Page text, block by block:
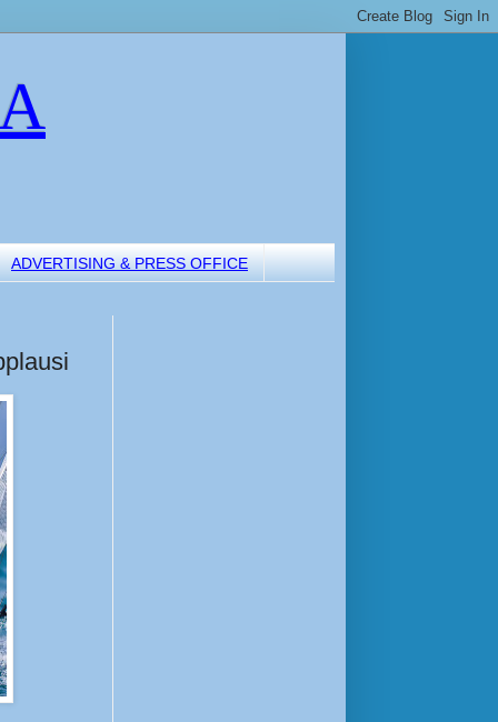
ADVERTISING & PRESS OFFICE